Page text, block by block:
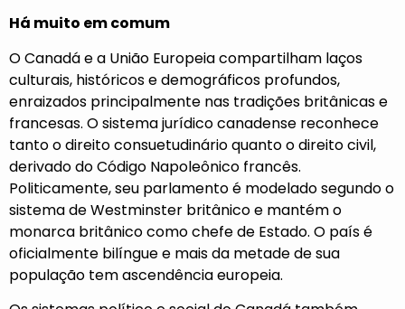
Há muito em comum
O Canadá e a União Europeia compartilham laços
culturais, históricos e demográficos profundos,
enraizados principalmente nas tradições britânicas e
francesas. O sistema jurídico canadense reconhece
tanto o direito consuetudinário quanto o direito civil,
derivado do Código Napoleônico francês.
Politicamente, seu parlamento é modelado segundo o
sistema de Westminster britânico e mantém o
monarca britânico como chefe de Estado. O país é
oficialmente bilíngue e mais da metadede sua
população tem ascendência europeia.